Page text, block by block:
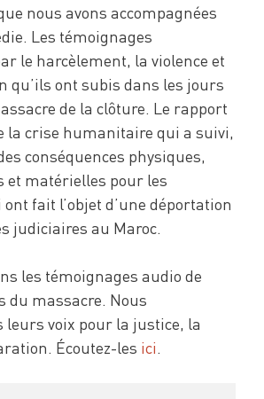
nous avons accompagnées
Les témoignages
le harcèlement, la violence et
qu’ils ont subis dans les jours
de la clôture. Le rapport
la crise humanitaire qui a suivi,
conséquences physiques,
et matérielles pour les
fait l’objet d’une déportation
judiciaires au Maroc.
les témoignages audio de
du massacre. Nous
leurs voix pour la justice, la
Écoutez-les ici